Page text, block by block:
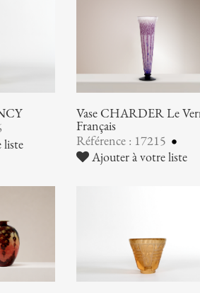
Vase CHARDER Le
Français
Référence : 17215
Ajouter à votre liste